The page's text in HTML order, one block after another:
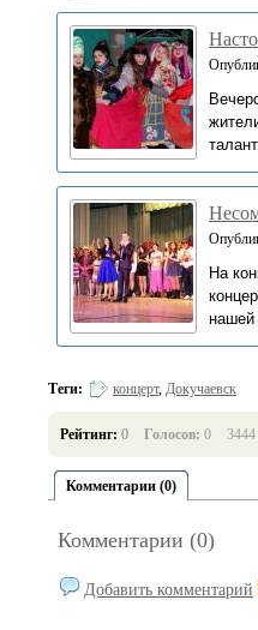
На
нашей
Теги: концерт, Докучаевск
Рейтинг: 0 Голосов: 0
Комментарии (0)
Комментарии (0)
Добавить комментарий